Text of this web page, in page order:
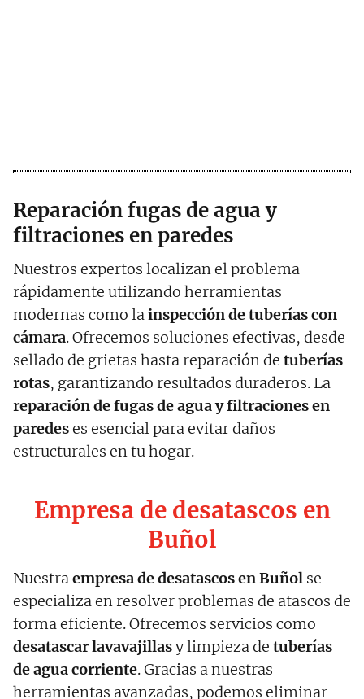
Reparación fugas de agua y
filtraciones en paredes
Nuestros expertos localizan el problema
rápidamente utilizando herramientas
modernas como lainspección de tuberías con
cámara. Ofrecemos soluciones efectivas, desde
sellado de grietas hasta reparación de tuberías
rotas, garantizando resultados duraderos. La
reparación de fugas de agua y filtraciones en
paredeses esencial para evitar daños
estructurales en tu hogar.
Empresa de desatascos en
Buñol
Nuestraempresa de desatascos en Buñol se
especializa en resolver problemas de atascos de
forma eficiente. Ofrecemos servicios como
desatascar lavavajillasy limpieza de tuberías
de agua corriente. Gracias a nuestras
herramientas avanzadas, podemos eliminar